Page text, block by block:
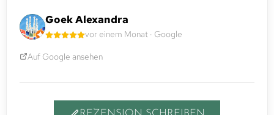
Goek Alexandra
vor einem Monat · Google
Auf Google ansehen